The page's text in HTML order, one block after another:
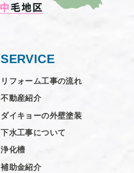
SERVICE
リフォーム工事の流れ
不動産紹介
ダイキョーの外壁塗装
下水工事について
浄化槽
補助金紹介